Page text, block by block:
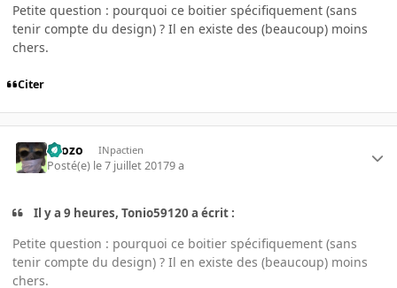
Petite question : pourquoi ce boitier spécifiquement (sans
tenir compte du design) ? Il en existe des (beaucoup) moins
chers.
Citer
Drozo INpactien
Posté(e) le 7 juillet 20179 a
Il y a 9 heures, Tonio59120 a écrit :
Petite question : pourquoi ce boitier spécifiquement (sans
tenir compte du design) ? Il en existe des (beaucoup) moins
chers.